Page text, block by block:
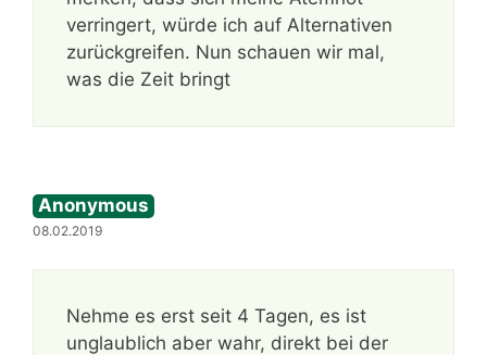
verringert, würde ich auf Alternativen
zurückgreifen. Nun schauen wir mal,
was die Zeit bringt
Anonymous
08.02.2019
Nehme es erst seit 4 Tagen, es ist
unglaublich aber wahr, direkt bei der